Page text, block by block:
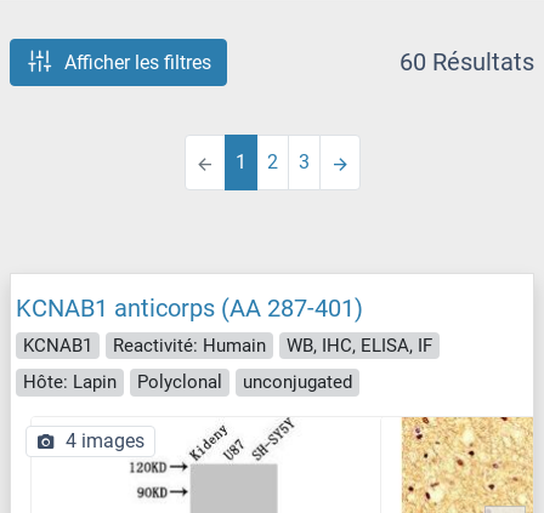
Afficher les filtres 60 Résultats
1 2 3
KCNAB1 anticorps (AA 287-401)
KCNAB1 Reactivité: Humain
WB, IHC, ELISA, IF
Hôte: Lapin
Polyclonal unconjugated
4 images